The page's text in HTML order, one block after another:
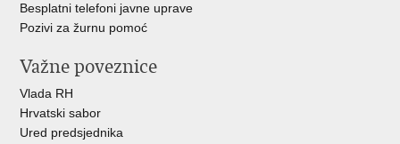
Besplatni telefoni javne uprave
Pozivi za žurnu pomoć
Važne poveznice
Vlada RH
Hrvatski sabor
Ured predsjednika